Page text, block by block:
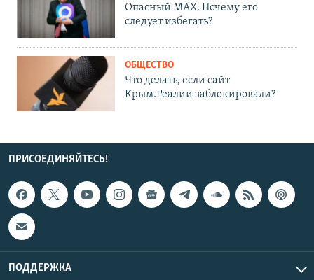
Опасный MAX. Почему его
следует избегать?
ОБЩЕСТВО
Что делать, если сайт
Крым.Реалии заблокировали?
ПРИСОЕДИНЯЙТЕСЬ!
ПОДДЕРЖКА